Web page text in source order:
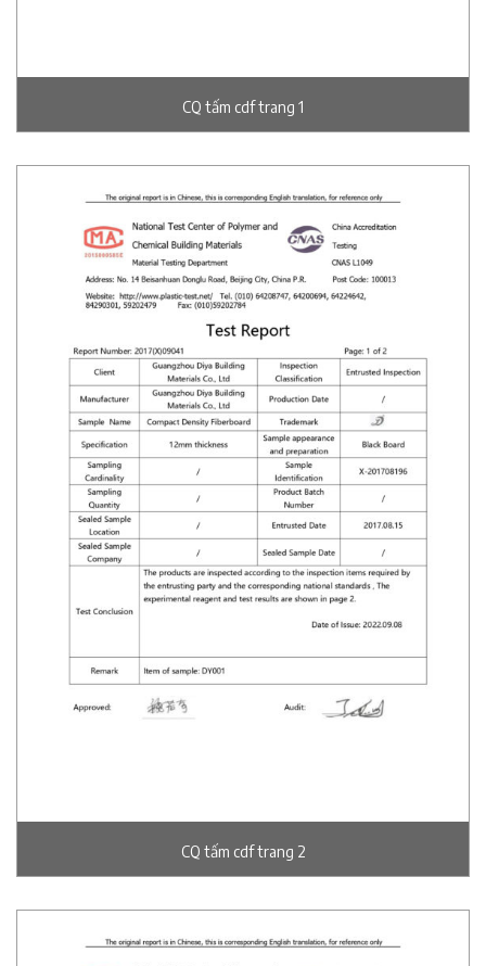
CQ tấm cdf trang 1
CQ tấm cdf trang 2